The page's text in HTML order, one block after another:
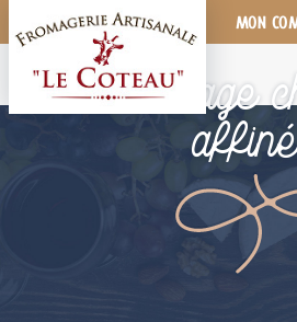
au
MON
Fromage
affiné